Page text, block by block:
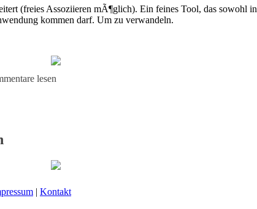
(freies Assoziieren mÃ¶glich). Ein feines Tool, das sowohl in
kommen darf. Um zu verwandeln.
| Kontakt